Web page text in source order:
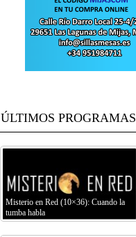
ÚLTIMOS PROGRAMAS
Misterio en Red (10×36): Cuando la
tumba habla